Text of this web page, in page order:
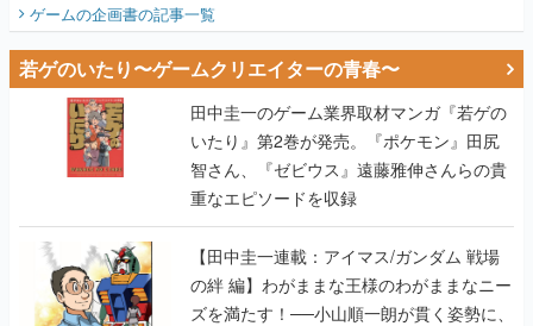
ゲームの企画書の記事一覧
若ゲのいたり〜ゲームクリエイターの青春〜
田中圭一のゲーム業界取材マンガ『若ゲの
いたり』第2巻が発売。『ポケモン』田尻
智さん、『ゼビウス』遠藤雅伸さんらの貴
重なエピソードを収録
【田中圭一連載：アイマス/ガンダム 戦場
の絆 編】わがままな王様のわがままなニー
ズを満たす！──小山順一朗が貫く姿勢に、